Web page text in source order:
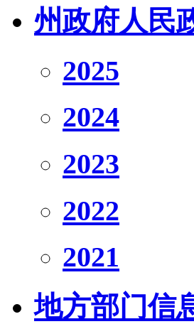
州政府人民
2025
2024
2023
2022
2021
地方部门信